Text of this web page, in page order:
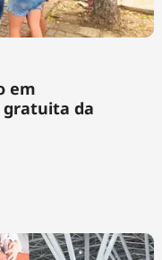
em
gratuita da